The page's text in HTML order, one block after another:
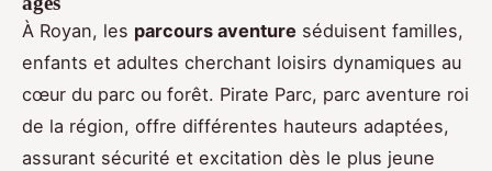
À Royan, les parcours aventure séduisent familles,
enfants et adultes cherchant loisirs dynamiques au
cœur du parc ou forêt. Pirate Parc, parc aventure roi
de la région, offre différentes hauteurs adaptées,
assurant sécurité et excitation dès le plus jeune